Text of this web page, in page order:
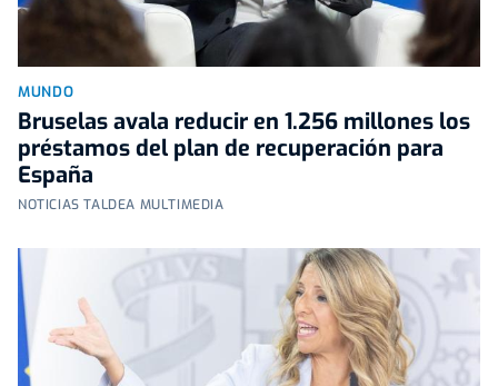
MUNDO
Bruselas avala reducir en 1.256 millones los
préstamos del plan de recuperación para
España
NOTICIAS TALDEA MULTIMEDIA